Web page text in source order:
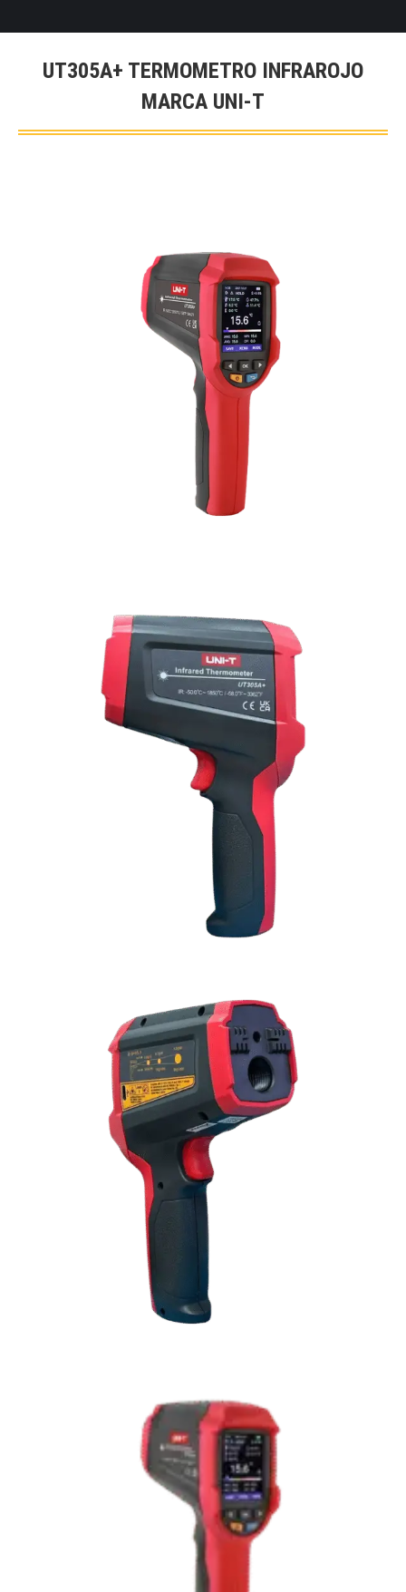
UT305A+ TERMOMETRO INFRAROJO
MARCA UNI-T